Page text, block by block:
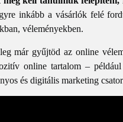
inkább a vásárlók felé
véleményekben.
már gyűjtöd az online
online tartalom –
és digitális marketing